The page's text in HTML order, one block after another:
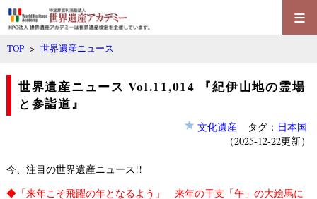
≡
TOP >世界遺産ニュース
世界遺産ニュース Vol.11,014 『紀伊山地の霊場
と参詣道』
文化遺産タグ： 日本国
（2025-12-22更新）
今、注目の世界遺産ニュース!!
◆「来年こそ飛躍の年となるよう」 来年の干支「午」の大絵馬に